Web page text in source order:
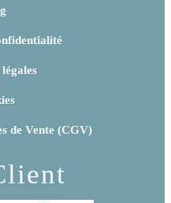
de Vente (CGV)